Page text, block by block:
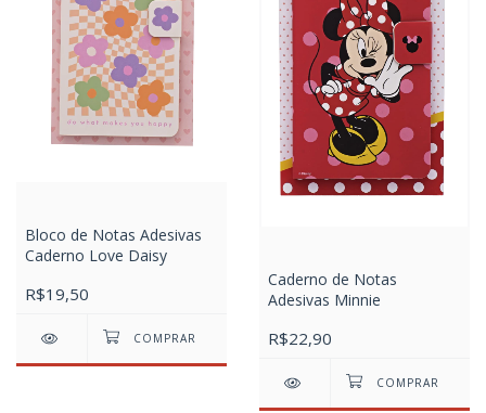
Bloco de Notas Adesivas
Caderno Love Daisy
R$19,50
Caderno de Notas
Adesivas Minnie
R$22,90